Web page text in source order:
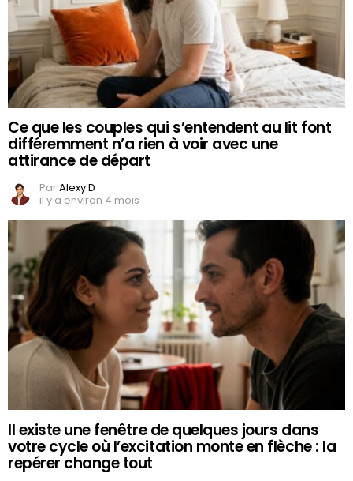
Ce que les couples qui s’entendent au lit font
différemment n’a rien à voir avec une
attirance de départ
ParAlexy D
il y a environ 4 mois
Il existe une fenêtre de quelques jours dans
votre cycle où l’excitation monte en flèche : la
repérer change tout